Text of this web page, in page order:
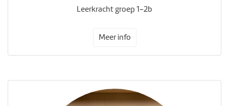
Leerkracht groep 1-2b
Meer info